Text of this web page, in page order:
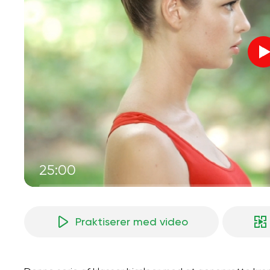
25:00
Praktiserer med video